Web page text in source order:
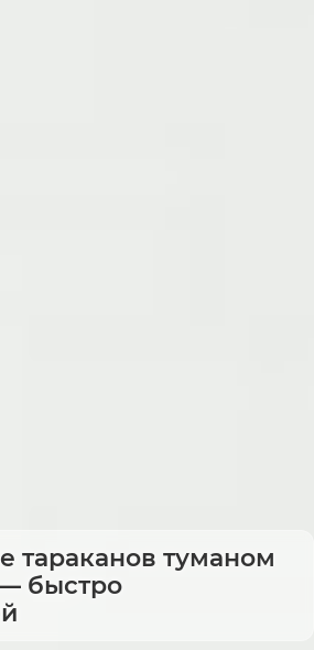
тараканов туманом
быстро